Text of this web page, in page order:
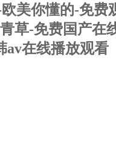
美你懂的-免
草-免费国产
av在线播放观看